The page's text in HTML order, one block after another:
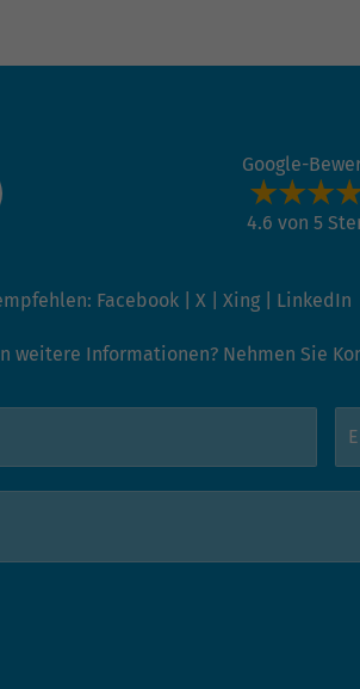
Google-
4.6 von 5
Facebook| X Xing| LinkedIn
weitere Informationen? Nehmen Sie